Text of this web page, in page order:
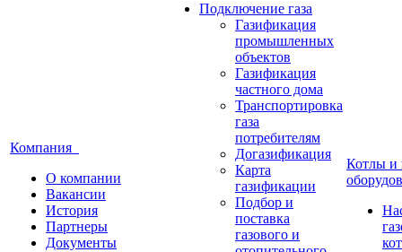
Компания
О компании
Вакансии
История
Партнеры
Документы
Подключение газа
Газификация
промышленных
объектов
Газификация
частного дома
Транспортировка
газа
потребителям
Догазификация
Карта
газификации
Подбор и
поставка
газового и
Котлы и